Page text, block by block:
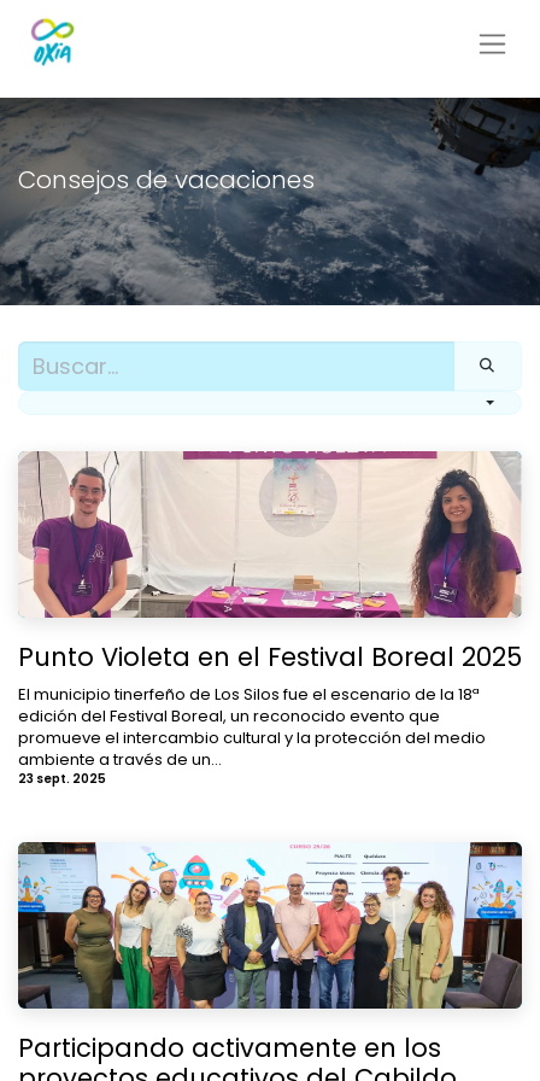
Consejos de vacaciones
Punto Violeta en el Festival Boreal 2025
​El municipio tinerfeño de Los Silos fue el escenario de la 18ª
edición del Festival Boreal, un reconocido evento que
promueve el intercambio cultural y la protección del medio
ambiente a través de un...
23 sept. 2025
Participando activamente en los